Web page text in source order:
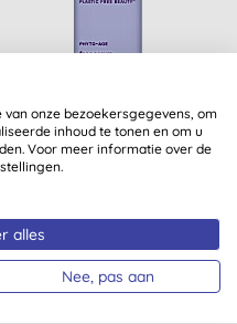
Attitude Oceanly PHYTO-
AGE Solid Gezichtsserum
€ 19,99 KOPEN
onze bezoekersgegevens, om
inhoud te tonen en om u
Voor meer informatie over de
alles
Nee, pas aan